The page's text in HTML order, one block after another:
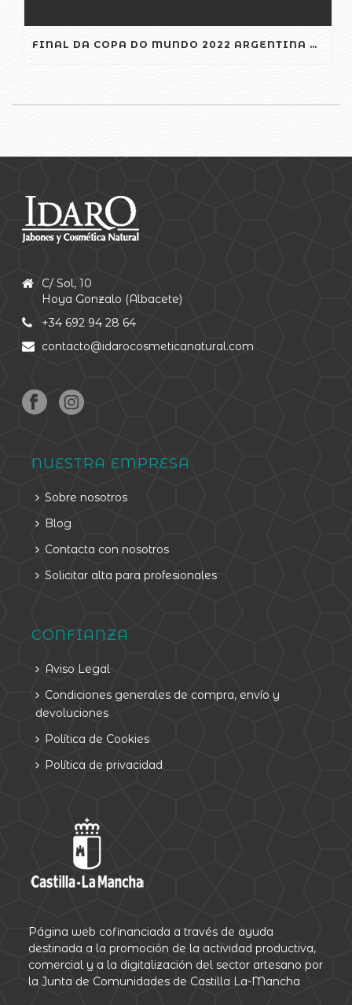
FINAL DA COPA DO MUNDO 2022 ARGENTINA X CROÁCIA GOLS
C/ Sol, 10
Hoya Gonzalo (Albacete)
+34 692 94 28 64
contacto@idarocosmeticanatural.com
NUESTRA EMPRESA
Sobre nosotros
Blog
Contacta con nosotros
Solicitar alta para profesionales
CONFIANZA
Aviso Legal
Condiciones generales de compra, envío y
devoluciones
Política de Cookies
Política de privacidad
Página web cofinanciada a través de ayuda
destinada a la promoción de la actividad productiva,
comercial y a la digitalización del sector artesano por
la Junta de Comunidades de Castilla La-Mancha